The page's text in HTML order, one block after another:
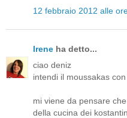
12 febbraio 2012 alle
Irene ha detto...
ciao deniz
intendi il moussakas
mi viene da pensare
della cucina dei